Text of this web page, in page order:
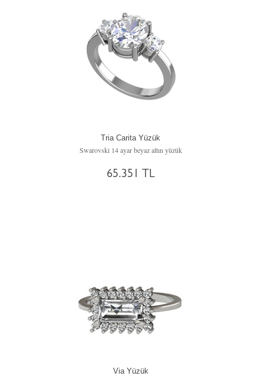
Tria Carita Yüzük
Swarovski 14 ayar beyaz altın yüzük
65.351 TL
Via Yüzük